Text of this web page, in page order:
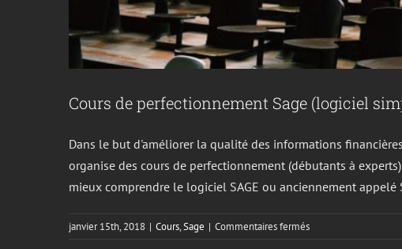
Cours de perfectionnement Sage (logiciel
Dans le but d'améliorer la qualité des informations
organise des cours de perfectionnement (débutants à
mieux comprendre le logiciel SAGE ou anciennement
janvier 15th, 2018 | Cours,Sage | Commentaires ferméssur